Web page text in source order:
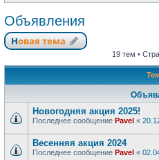
Объявления
Новая тема
19 тем •
Новогодняя акция 2025!
Последнее сообщение Pavel «
Весенняя акция 2024
Последнее сообщение Pavel «